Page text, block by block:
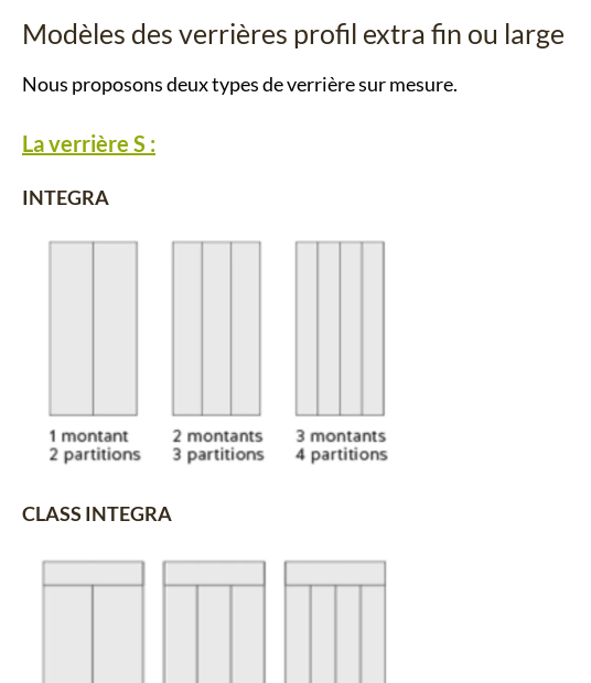
Modèles des verrières profil extra fin ou large
Nous proposons deux types de verrière sur mesure.
La verrière S :
INTEGRA
CLASS INTEGRA